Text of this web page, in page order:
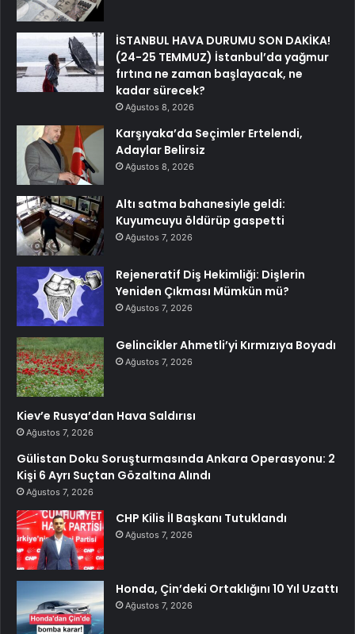
İSTANBUL HAVA DURUMU SON DAKİKA!
(24-25 TEMMUZ) İstanbul’da yağmur
fırtına ne zaman başlayacak, ne
kadar sürecek?
Ağustos 8, 2026
Karşıyaka’da Seçimler Ertelendi,
Adaylar Belirsiz
Ağustos 8, 2026
Altı satma bahanesiyle geldi:
Kuyumcuyu öldürüp gaspetti
Ağustos 7, 2026
Rejeneratif Diş Hekimliği: Dişlerin
Yeniden Çıkması Mümkün mü?
Ağustos 7, 2026
Gelincikler Ahmetli’yi Kırmızıya Boyadı
Ağustos 7, 2026
Kiev’e Rusya’dan Hava Saldırısı
Ağustos 7, 2026
Gülistan Doku Soruşturmasında Ankara Operasyonu: 2
Kişi 6 Ayrı Suçtan Gözaltına Alındı
Ağustos 7, 2026
CHP Kilis İl Başkanı Tutuklandı
Ağustos 7, 2026
Honda, Çin’deki Ortaklığını 10 Yıl Uzattı
Ağustos 7, 2026